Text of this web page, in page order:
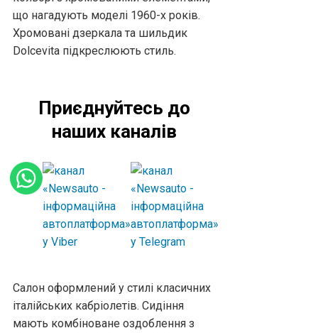
що нагадують моделі 1960-х років.
Хромовані дзеркала та шильдик
Dolcevita підкреслюють стиль.
Приєднуйтесь до
наших каналів
Салон оформлений у стилі класичних
італійських кабріолетів. Сидіння
мають комбіноване оздоблення з